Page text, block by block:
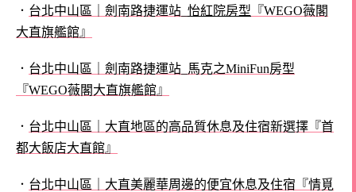
． 台北中山區｜劍南路捷運站_ 怡紅院房型 『WEGO薇閣
大直旗艦館』
． 台北中山區｜劍南路捷運站_馬克之MiniFun房型
『WEGO薇閣大直旗艦館』
． 台北中山區｜大直地區的高品質休息及住宿新選擇『首
都大飯店大直館』
． 台北中山區｜大直美麗華周邊的便宜休息及住宿『情覓